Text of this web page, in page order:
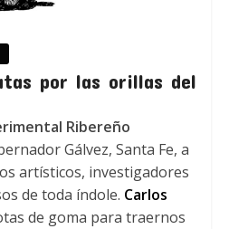
por las orillas del
Ribereño
Gálvez, Santa Fe, a
artísticos, investigadores
de toda índole. Carlos
de goma para traernos